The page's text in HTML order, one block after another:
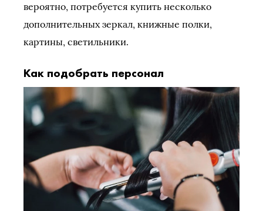
вероятно, потребуется купить несколько
дополнительных зеркал, книжные полки,
картины, светильники.
Как подобрать персонал